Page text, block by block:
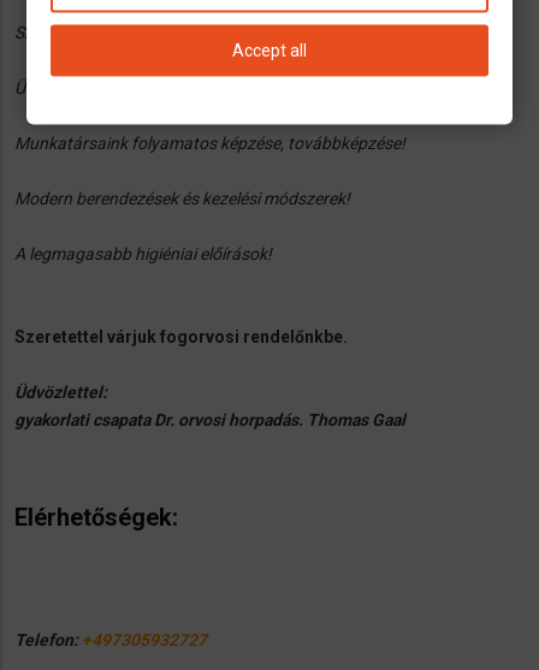
Személyes tanácsadás – szánunk rá időt!
Üzemeltetési gyakorlat 1999 óta - több mint 20 éves tapasztalat!
Munkatársaink folyamatos képzése, továbbképzése!
Modern berendezések és kezelési módszerek!
A legmagasabb higiéniai előírások!
Szeretettel várjuk fogorvosi rendelőnkbe.
Üdvözlettel:
gyakorlati csapata Dr. orvosi horpadás. Thomas Gaal
Elérhetőségek:
Telefon:+497305932727
Accept all